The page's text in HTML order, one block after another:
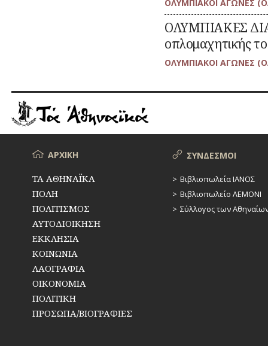
ΟΛΥΜΠΙΑΚΟΙ ΑΓΩΝΕΣ
ναυτικοί
αγώνες
ΟΛΥΜΠΙΑΚΕΣ
οπλομαχητικής
ΟΛΥΜΠΙΑΚΟΙ ΑΓΩΝΕΣ
Μεταβείτε
στο
άρθρο
:
ΟΛΥΜΠΙΑΚΕΣ
ΔΙΑΔΡΟΜΕΣ.
Αγώνες
σκοπευτικοί
και
1896
ΜενούΑΡΧΙΚΗ
ΤΑ ΑΘΗΝΑΪΚΑ
ΠΟΛΗ
ΠΟΛΙΤΙΣΜΟΣ
ΑΥΤΟΔΙΟΙΚΗΣΗ
ΕΚΚΛΗΣΙΑ
ΚΟΙΝΩΝΙΑ
ΛΑΟΓΡΑΦΙΑ
ΟΙΚΟΝΟΜΙΑ
ΠΟΛΙΤΙΚΗ
ΠΡΟΣΩΠΑ/ΒΙΟΓΡΑΦΙΕΣ
ΣΥΝΔΕΣΜΟΙ
Βιβλιοπωλεία ΙΑΝΟΣ
Βιβλιοπωλείο ΛΕΜΟΝΙ
Σύλλογος των